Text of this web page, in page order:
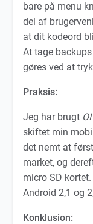
bare på menu
del af
at dit kodeord
At tage
gøres ved at
Praksis:
Jeg har brugt
skiftet min
det nemt at
market, og
micro SD
Android 2,1 og
Konklusion: